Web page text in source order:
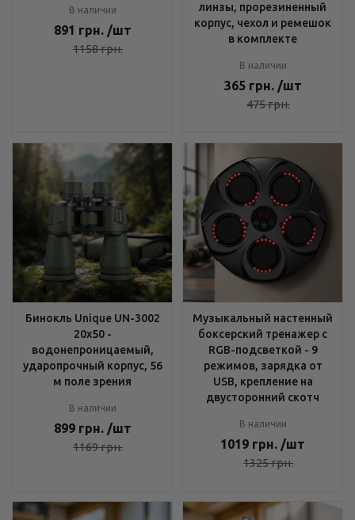
В наличии
891 грн. /шт
1158грн.
линзы, прорезиненный
корпус, чехол и ремешок
в комплекте
В наличии
365 грн. /шт
475грн.
Бинокль Unique UN-3002
20x50 -
водонепроницаемый,
ударопрочный корпус, 56
м поле зрения
В наличии
899 грн. /шт
1169грн.
Музыкальный настенный
боксерский тренажер с
RGB-подсветкой - 9
режимов, зарядка от
USB, крепление на
двусторонний скотч
В наличии
1019 грн. /шт
1325грн.